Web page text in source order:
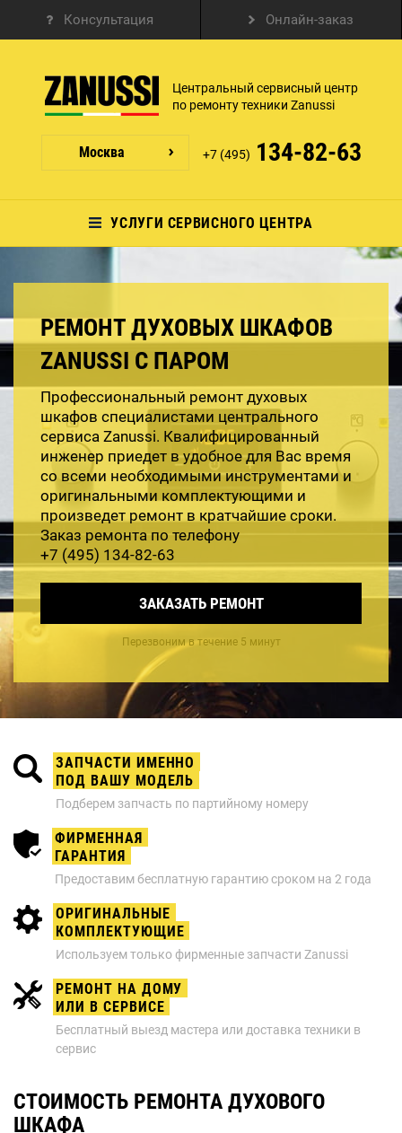
Консультация Онлайн-заказ
Центральный сервисный центр
по ремонту техники Zanussi
Москва +7 (495) 134-82-63
УСЛУГИ СЕРВИСНОГО ЦЕНТРА
РЕМОНТ ДУХОВЫХ ШКАФОВ
ZANUSSI С ПАРОМ
Профессиональный ремонт духовых
шкафов специалистами центрального
сервиса Zanussi. Квалифицированный
инженер приедет в удобное для Вас время
со всеми необходимыми инструментами и
оригинальными комплектующими и
произведет ремонт в кратчайшие сроки.
Заказ ремонта по телефону
+7 (495) 134-82-63
ЗАКАЗАТЬ РЕМОНТ
Перезвоним в течение 5 минут
ЗАПЧАСТИ ИМЕННО
ПОД ВАШУ МОДЕЛЬ
Подберем запчасть по партийному номеру
ФИРМЕННАЯ
ГАРАНТИЯ
Предоставим бесплатную гарантию сроком на 2 года
ОРИГИНАЛЬНЫЕ
КОМПЛЕКТУЮЩИЕ
Используем только фирменные запчасти Zanussi
РЕМОНТ НА ДОМУ
ИЛИ В СЕРВИСЕ
Бесплатный выезд мастера или доставка техники в
сервис
СТОИМОСТЬ РЕМОНТА ДУХОВОГО
ШКАФА